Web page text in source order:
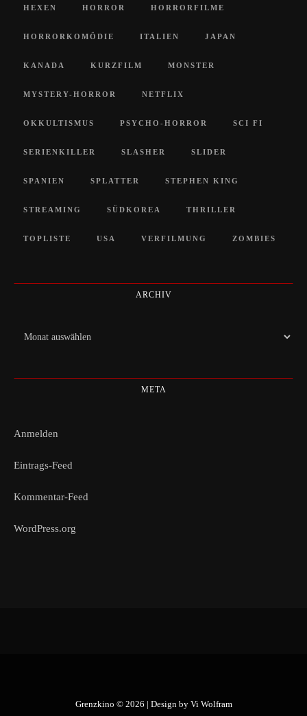
HEXEN HORROR HORRORFILME
HORRORKOMÖDIE ITALIEN JAPAN
KANADA KURZFILM MONSTER
MYSTERY-HORROR NETFLIX
OKKULTISMUS PSYCHO-HORROR SCI FI
SERIENKILLER SLASHER SLIDER
SPANIEN SPLATTER STEPHEN KING
STREAMING SÜDKOREA THRILLER
TOPLISTE USA VERFILMUNG ZOMBIES
ARCHIV
Archiv
META
Anmelden
Eintrags-Feed
Kommentar-Feed
WordPress.org
Grenzkino © 2026 | Design by Vi Wolfram